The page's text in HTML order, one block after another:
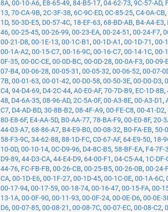
8A,00-10-A6, E8-65-49,84-B5-17,04-62-73,9C-57-AD,
13,70-CA-9B,2C-3F-38, 6C-9C-ED,0C-85-25,C4-0A-CB,
1D, 50-3D-E5, D0-57-4C, 18-EF-63, 68-BD-AB, B4-A4-E3,
46,00-25-45,00-26-99,00-23-EA,00-24-51 ,00-24-F7,
00-21-D8,00-1E-13,00-1C-B1 ,00-1D-A1 ,00-1D-71 ,00-
00-1A-A2,00-15-C7,00-16-9C,00-16-C7,00-14-1C,00-
0F-35,00-0C-CE,00-0D-BC,00-0D-28,00-0A-F3,00-09-
07-B4,00-06-28,00-05-31 ,00-05-32,00-06-52,00-07-
7B,00-01-63,00-01-42,00-D0-58,00-50-3E,00-D0-D3,
C4,94-D4-69, D4-2C-44,A0-E0-AF,70-7D-B9, EC-1D-8B,
48, D4-6A-35,08-96-AD,2C-5A-0F,00-A3-8E,00-A3-D1 ,
C7, D4-AD-BD,30-8B-B2,08-4F-A9,00-FE-C8,00-41-D2,
80-E8-6F, E4-AA-5D, B0-AA-77,78-BA-F9,00-E0-8F,20-
44-03-A7, 68-86-A7, B4-E9-B0,00-08-32, B0-FA-EB, 50-
58-F3-9C,34-62-88,88-1D-FC,C0-67-AF, 64-E9-50, 18-
10-0D,00-10-14,0C-D9-96, D4-8C-B5, 58-BF-EA, F4-7F-
D9-89,44-D3-CA,44-E4-D9, 64-00-F1 ,04-C5-A4, 1C-DF-
44-76, FC-FB-FB,00-26-CB,00-25-B5,00-26-0B,00-24-
CA,00-1D-E6,00-1F-27,00-1D-45,00-1C-0E,00-1A-6C,
00-17-94,00-17-59,00-18-74,00-16-47,00-15-FA,00-
13-1A,00-0F-90,00-11-93,00-0F-24,00-0E-D6,00-0E-
D6,00-07-85,00-08-21 ,00-08-7C,00-07-EC,00-08-C2,